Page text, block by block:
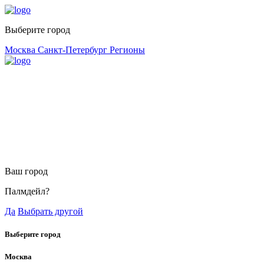
Выберите город
Москва Санкт-Петербург Регионы
Ваш город
Палмдейл?
Да Выбрать другой
Выберите город
Москва